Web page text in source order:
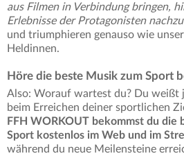
aus Filmen in Verbindung bringen,
Erlebnisse der Protagonisten
und triumphieren genauso wie
Heldinnen.
Höre die beste Musik zum Sport
Also: Worauf wartest du? Du weißt
beim Erreichen deiner sportlichen
FFH WORKOUT bekommst du die
Sport kostenlos im Web und im
während du neue Meilensteine